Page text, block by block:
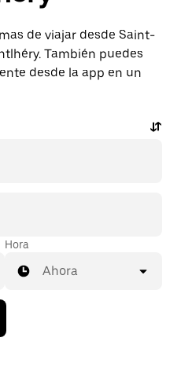
de viajar desde Saint-
También puedes
desde la app en un
Hora
Ahora